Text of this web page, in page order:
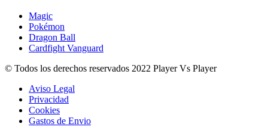
Magic
Pokémon
Dragon Ball
Cardfight Vanguard
© Todos los derechos reservados 2022 Player Vs Player
Aviso Legal
Privacidad
Cookies
Gastos de Envio